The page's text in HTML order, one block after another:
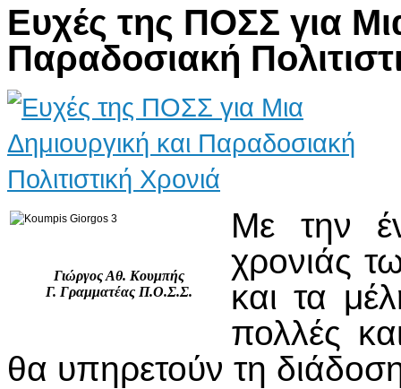
Ευχές της ΠΟΣΣ για
Παραδοσιακή
Γιώργος Αθ. Κουμπής
Γ. Γραμματέας Π.Ο.Σ.Σ.
Με την
χρονιάς
και τα
πολλές
θα υπηρετούν τη